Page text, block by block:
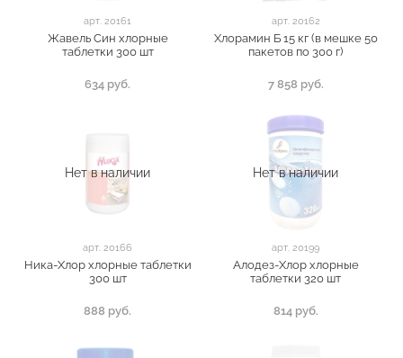
арт. 20161
Жавель Син хлорные
таблетки 300 шт
634 руб.
арт. 20162
Хлорамин Б 15 кг (в мешке 50
пакетов по 300 г)
7 858 руб.
Нет в наличии
арт. 20166
Ника-Хлор хлорные таблетки
300 шт
888 руб.
Нет в наличии
арт. 20199
Алодез-Хлор хлорные
таблетки 320 шт
814 руб.